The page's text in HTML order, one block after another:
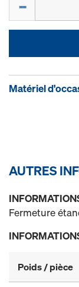
Matériel
AUTRES
Fermeture
Poids / pièce